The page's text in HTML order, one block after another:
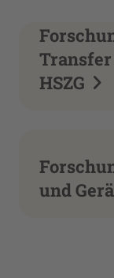
Transfer
HSZG
und